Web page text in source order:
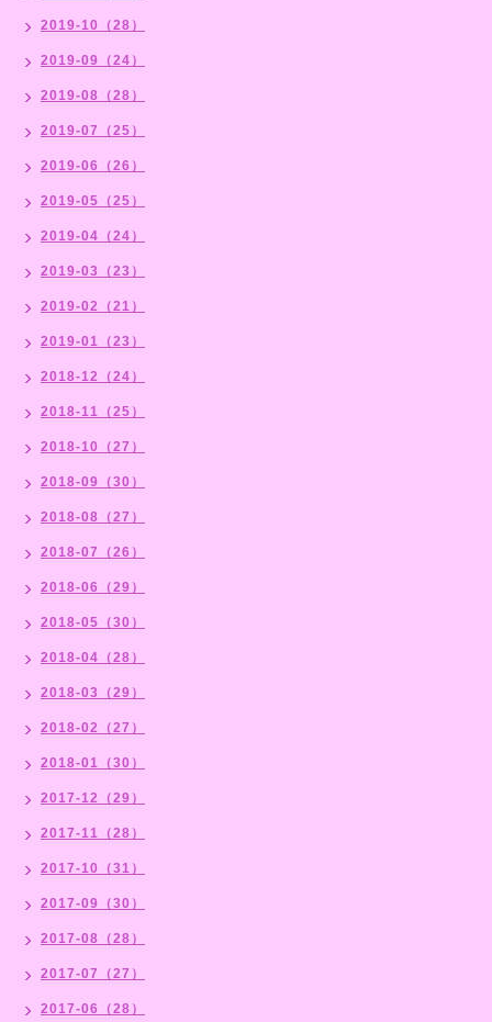
2019-10（28）
2019-09（24）
2019-08（28）
2019-07（25）
2019-06（26）
2019-05（25）
2019-04（24）
2019-03（23）
2019-02（21）
2019-01（23）
2018-12（24）
2018-11（25）
2018-10（27）
2018-09（30）
2018-08（27）
2018-07（26）
2018-06（29）
2018-05（30）
2018-04（28）
2018-03（29）
2018-02（27）
2018-01（30）
2017-12（29）
2017-11（28）
2017-10（31）
2017-09（30）
2017-08（28）
2017-07（27）
2017-06（28）